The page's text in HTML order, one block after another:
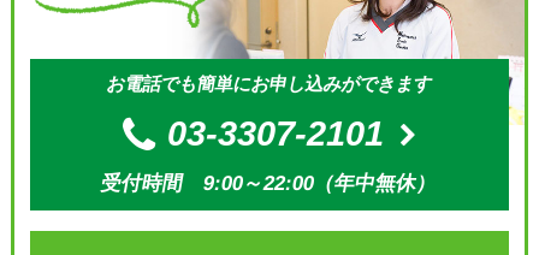
お電話でも簡単にお申し込みができます
03-3307-2101
受付時間 9:00～22:00（年中無休）